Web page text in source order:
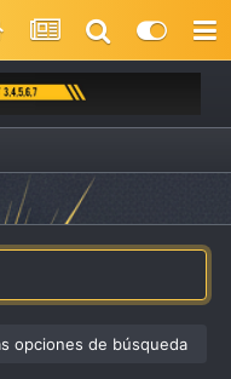
opciones de búsqueda